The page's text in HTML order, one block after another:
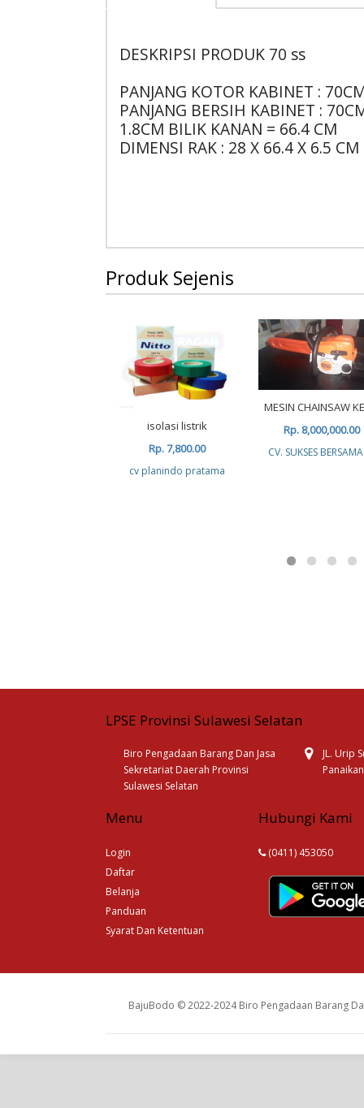
DESKRIPSI PRODUK 70 ss
PANJANG KOTOR KABINET :
PANJANG BERSIH KABINET :
1.8CM BILIK KANAN = 66.4 CM
DIMENSI RAK : 28 X 66.4 X 6.5 CM
Produk Sejenis
isolasi listrik
Rp. 7,800.00
cv planindo pratama
MESIN CHAINSAW
Rp. 8,000,000.00
CV. SUKSES
LPSE Provinsi Sulawesi Selatan
Biro Pengadaan Barang Dan Jasa
Sekretariat Daerah Provinsi
Sulawesi Selatan
JL. Urip
Menu
Login
Daftar
Belanja
Panduan
Syarat Dan Ketentuan
Hubungi Kami
(0411) 453050
BajuBodo © 2022-2024 Biro Pengadaan Barang